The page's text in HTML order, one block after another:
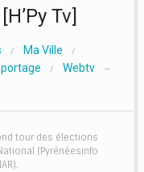
Tv]
/ Ma Ville /
/ Webtv —
tour des élections
(Pyrénéesinfo